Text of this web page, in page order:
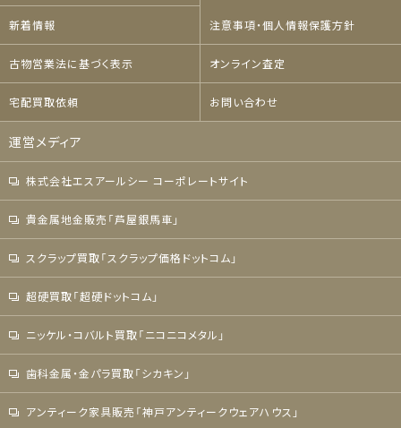
新着情報 注意事項・個人情報保護方針
古物営業法に基づく表示 オンライン査定
宅配買取依頼 お問い合わせ
運営メディア
株式会社エスアールシー コーポレートサイト
貴金属地金販売「芦屋銀馬車」
スクラップ買取「スクラップ価格ドットコム」
超硬買取「超硬ドットコム」
ニッケル・コバルト買取「ニコニコメタル」
歯科金属・金パラ買取「シカキン」
アンティーク家具販売「神戸アンティークウェアハウス」